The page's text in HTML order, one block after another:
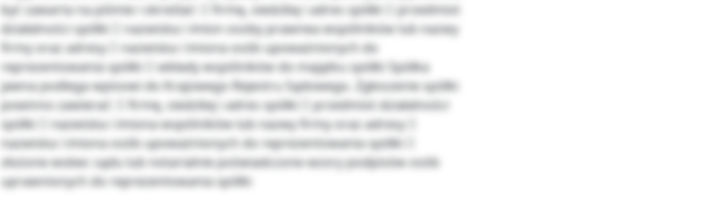
być zawarta na piśmie i określać:  firmę, siedzibę i adres spółki  przedmiot
działalności spółki  nazwiska i imion osoby prawnea wspólników lub nazwy
firmy oraz adresy  nazwiska i imiona osób upoważnionych do
reprezentowania spółki  wkłady wspólników do majątku spółki Spółka
jawna podlega wpisowi do Krajowego Rejestru Sądowego. Zgłoszenie spółki
powinno zawierać:  firmę, siedzibę i adres spółki  przedmiot działalności
spółki  nazwiska i imiona wspólników lub nazwy firmy oraz adresy 
nazwiska i imiona osób upoważnionych do reprezentowania spółki 
złożone wobec sądu lub notarialnie poświadczone wzory podpisów osób
uprawnionych do reprezentowania spółki